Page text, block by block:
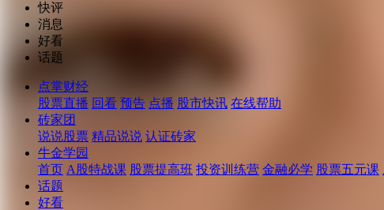
快评
消息
好看
话题
点掌财经
股票直播 回看 预告 点播 股市快讯 在线帮助
砖家团
说说股票 精品说说 认证砖家
牛金学园
首页 A股特战课 股票提高班 投资训练营 金融必学 股票五元课
话题
好看